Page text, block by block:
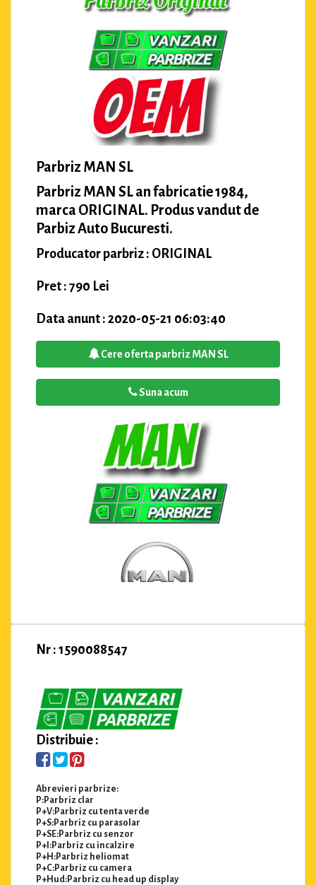
Parbriz MAN SL
Parbriz MAN SL an fabricatie 1984,
marca ORIGINAL. Produs vandut de
Parbiz Auto Bucuresti.
Producator parbriz : ORIGINAL
Pret : 790 Lei
Data anunt : 2020-05-21 06:03:40
Cere oferta parbriz MAN SL
Suna acum
Nr : 1590088547
Distribuie :
Abrevieri parbrize:
P:Parbriz clar
P+V:Parbriz cu tenta verde
P+S:Parbriz cu parasolar
P+SE:Parbriz cu senzor
P+I:Parbriz cu incalzire
P+H:Parbriz heliomat
P+C:Parbriz cu camera
P+Hud:Parbriz cu head up display